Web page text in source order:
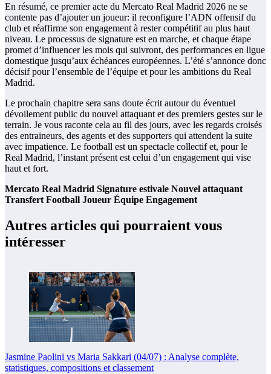
En résumé, ce premier acte du Mercato Real Madrid 2026 ne se
contente pas d’ajouter un joueur: il reconfigure l’ADN offensif du
club et réaffirme son engagement à rester compétitif au plus haut
niveau. Le processus de signature est en marche, et chaque étape
promet d’influencer les mois qui suivront, des performances en ligue
domestique jusqu’aux échéances européennes. L’été s’annonce donc
décisif pour l’ensemble de l’équipe et pour les ambitions du Real
Madrid.
Le prochain chapitre sera sans doute écrit autour du éventuel
dévoilement public du nouvel attaquant et des premiers gestes sur le
terrain. Je vous raconte cela au fil des jours, avec les regards croisés
des entraineurs, des agents et des supporters qui attendent la suite
avec impatience. Le football est un spectacle collectif et, pour le
Real Madrid, l’instant présent est celui d’un engagement qui vise
haut et fort.
Mercato Real Madrid Signature estivale Nouvel attaquant
Transfert Football Joueur Équipe Engagement
Autres articles qui pourraient vous
intéresser
Jasmine Paolini vs Maria Sakkari (04/07) : Analyse complète,
statistiques, compositions et classement